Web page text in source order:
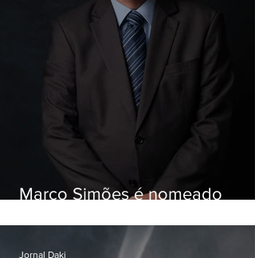
Marco Simões é nomeado
Jornal Daki